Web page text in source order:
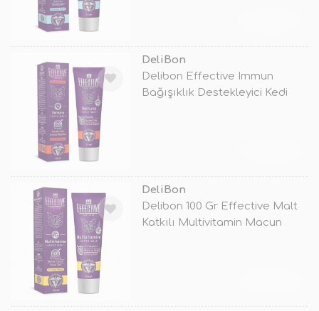
DeliBon
Delibon Effective Immun
Bağışıklık Destekleyici Kedi
DeliBon
Delibon 100 Gr Effective Malt
Katkılı Multivitamin Macun